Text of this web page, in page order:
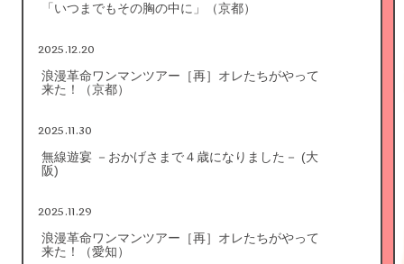
「いつまでもその胸の中に」（京都）
2025.12.20
浪漫革命ワンマンツアー［再］オレたちがやって
来た！（京都）
2025.11.30
無線遊宴 －おかげさまで４歳になりました－ (大
阪)
2025.11.29
浪漫革命ワンマンツアー［再］オレたちがやって
来た！（愛知）